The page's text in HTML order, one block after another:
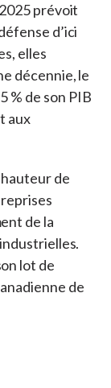
prévoit
d’ici
elles
décennie, le
% de son PIB
aux
de
de la
lot de
de